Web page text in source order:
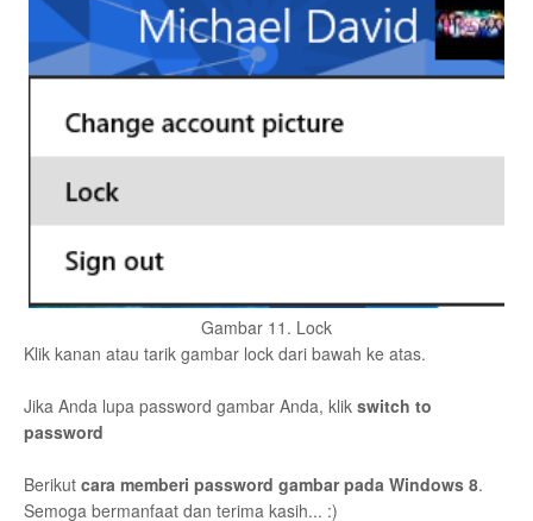
Gambar 11. Lock
Klik kanan atau tarik gambar lock dari bawah ke atas.
Jika Anda lupa password gambar Anda, klik switch to
password
Berikut cara memberi password gambar pada Windows 8.
Semoga bermanfaat dan terima kasih... :)